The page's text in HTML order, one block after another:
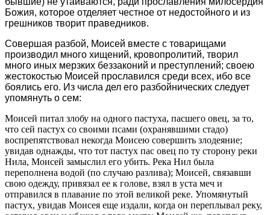
Божия, которое отделяет честное от недостойного и из
грешников творит праведников.
Совершая разбой, Моисей вместе с товарищами
производил много хищений, кровопролитий, творил
много иных мерзких беззаконий и преступлений; своею
жестокостью Моисей прославился среди всех, ибо все
боялись его. Из числа дел его разбойнических следует
упомянуть о сем:
Моисей питал злобу на одного пастуха, пасшего овец, за то,
что сей пастух со своими псами (охранявшими стадо)
воспрепятствовал некогда Моисею совершить злодеяние;
увидав однажды, что тот пастух пас овец по ту сторону реки
Нила, Моисей замыслил его убить. Река Нил была
переполнена водой (по случаю разлива); Моисей, связавши
свою одежду, привязал ее к голове, взял в уста меч и
отправился в плавание по этой великой реке. Упомянутый
пастух, увидав Моисея еще издали, когда он переплывал реку,